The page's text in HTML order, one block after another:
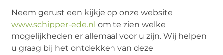
Neem gerust een kijkje op onze website
www.schipper-ede.nl om te zien welke
mogelijkheden er allemaal voor u zijn. Wij helpen
u graag bij het ontdekken van deze